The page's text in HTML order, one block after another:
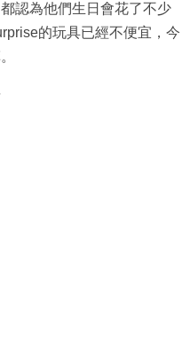
認為他們生日會花了不少
的玩具已經不便宜，今